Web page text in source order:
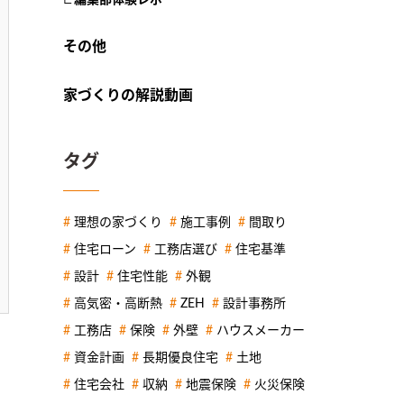
その他
家づくりの解説動画
タグ
理想の家づくり 施工事例 間取り
住宅ローン 工務店選び 住宅基準
設計 住宅性能 外観
高気密・高断熱 ZEH 設計事務所
工務店 保険 外壁 ハウスメーカー
資金計画 長期優良住宅 土地
住宅会社 収納 地震保険 火災保険